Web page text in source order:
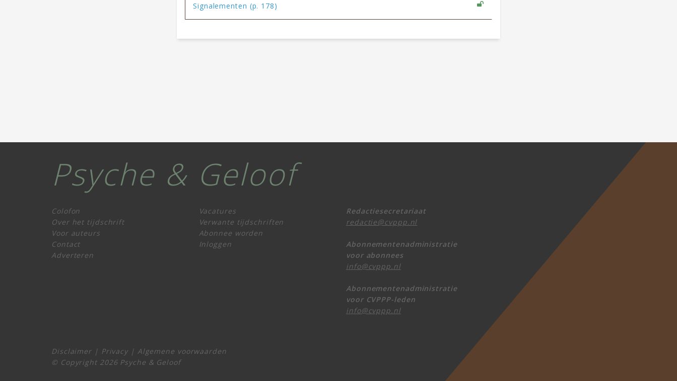
Signalementen (p. 178)
Psyche & Geloof
Colofon
Over het tijdschrift
Voor auteurs
Contact
Adverteren
Vacatures
Verwante tijdschriften
Abonnee worden
Inloggen
Redactiesecretariaat
redactie@cvppp.nl
Abonnementenadministratie
voor abonnees
info@cvppp.nl
Abonnementenadministratie
voor CVPPP-leden
info@cvppp.nl
Disclaimer | Privacy | Algemene voorwaarden
© Copyright 2026 Psyche & Geloof